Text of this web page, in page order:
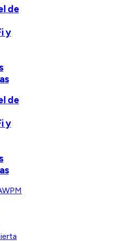
de
y
de
y